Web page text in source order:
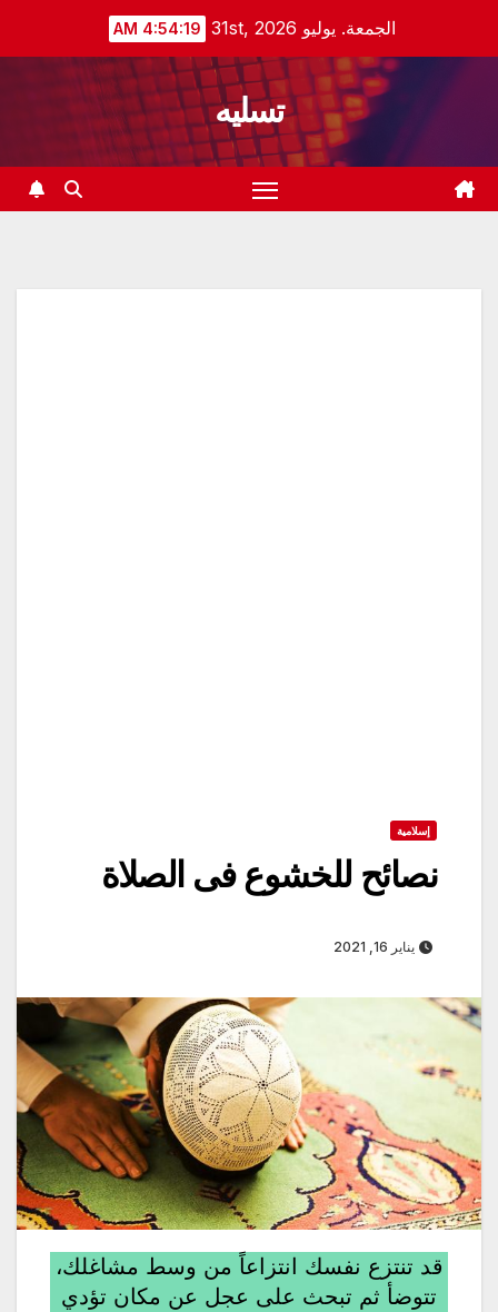
الجمعة. يوليو 31st, 2026 4:54:20 AM
تسليه
إسلامية
نصائح للخشوع فى الصلاة
يناير 16, 2021
قد تنتزع نفسك انتزاعاً من وسط مشاغلك،
تتوضأ ثم تبحث على عجل عن مكان تؤدي